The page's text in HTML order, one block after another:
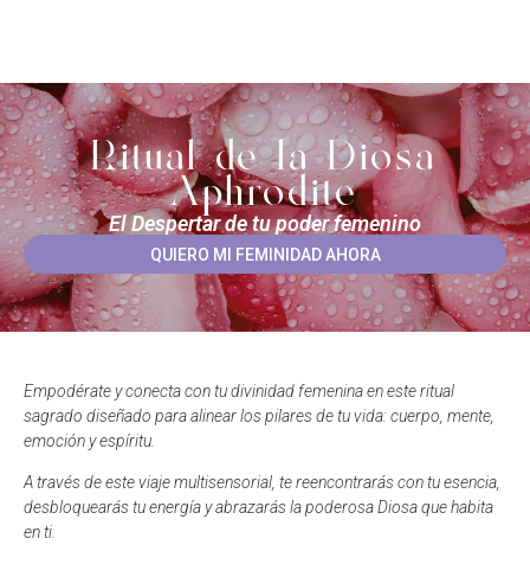
Ritual de la Diosa
Aphrodite
El Despertar de tu poder femenino
QUIERO MI FEMINIDAD AHORA
Empodérate y conecta con tu divinidad femenina en este ritual
sagrado diseñado para alinear los pilares de tu vida: cuerpo, mente,
emoción y espíritu.
A través de este viaje multisensorial, te reencontrarás con tu esencia,
desbloquearás tu energía y abrazarás la poderosa Diosa que habita
en ti.